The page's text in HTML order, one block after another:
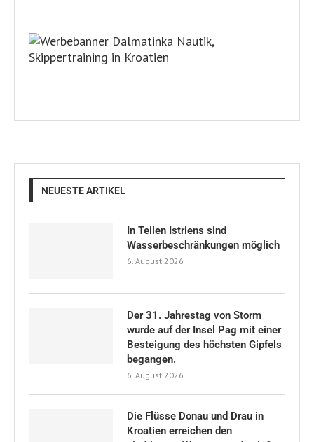
NEUESTE ARTIKEL
In Teilen Istriens sind
Wasserbeschränkungen möglich
6. August 2026
Der 31. Jahrestag von Storm
wurde auf der Insel Pag mit einer
Besteigung des höchsten Gipfels
begangen.
6. August 2026
Die Flüsse Donau und Drau in
Kroatien erreichen den